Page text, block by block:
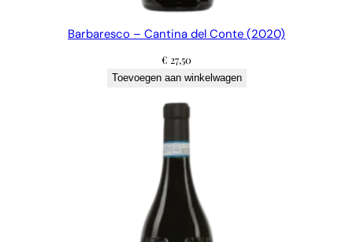
Barbaresco – Cantina del Conte (2020)
€ 27,50
Toevoegen aan winkelwagen